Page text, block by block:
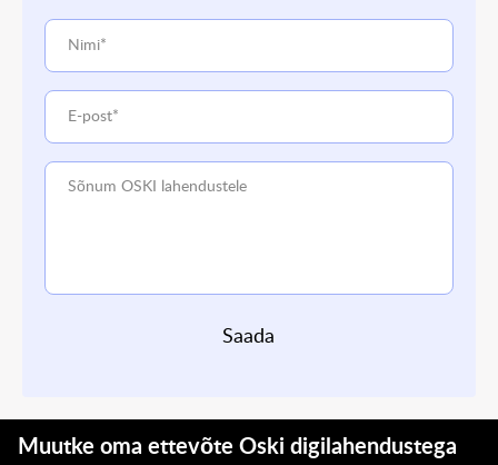
Saada
Muutke oma ettevõte Oski digilahendustega